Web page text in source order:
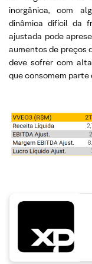
inorgânica, com
dinâmica difícil da
ajustada pode
aumentos de preços
deve sofrer com
que consomem parte